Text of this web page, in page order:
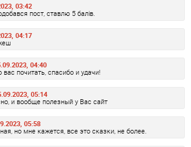
03:42
пост, ставлю 5 балів.
04:17
04:40
почитать, спасибо и удачи!
05:14
и вообще полезный у Вас сайт
05:58
но мне кажется, все это сказки, не более.